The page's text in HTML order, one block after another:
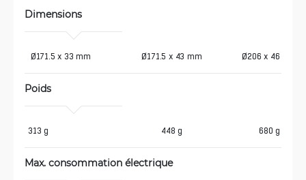
Dimensions
Ø171.5 x 33 mm Ø171.5 x 43 mm Ø206 x 46 mm
Poids
313 g 448 g 680 g
Max. consommation électrique